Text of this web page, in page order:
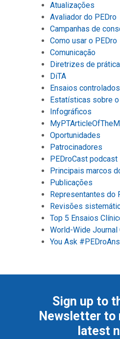
Atualizações
Avaliador do PEDro
Campanhas de
Como usar o PEDro
Comunicação
Diretrizes de
DiTA
Ensaios
Estatísticas sobre
Infográficos
Oportunidades
Patrocinadores
PEDroCast podcast
Principais marcos
Publicações
Representantes do
Revisões
Top 5 Ensaios
World-Wide Journal
You Ask
Sign up to
Newsletter to
latest